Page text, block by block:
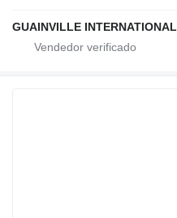
GUAINVILLE INTERNATIONAL